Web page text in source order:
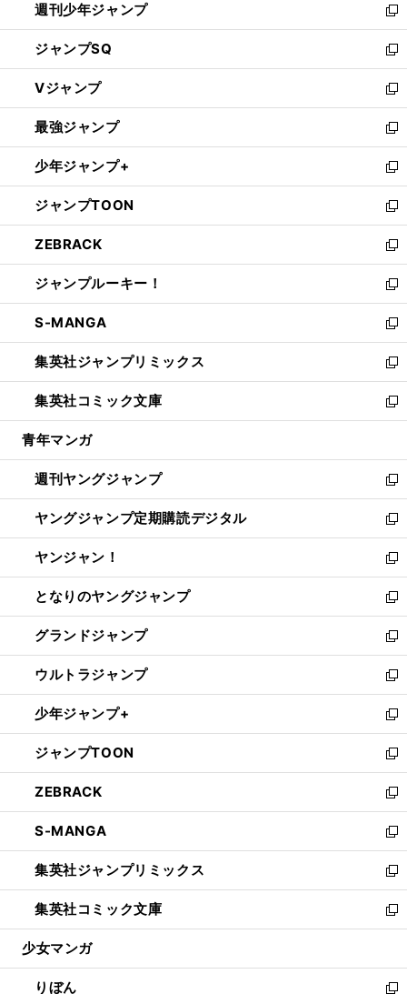
く
週刊少年ジャンプ
新
し
い
ウ
ィ
ン
ド
ウ
で
開
く
ジャンプSQ
新
し
い
ウ
ィ
ン
ド
ウ
で
開
く
Vジャンプ
新
し
い
ウ
ィ
ン
ド
ウ
で
開
く
最強ジャンプ
新
し
い
ウ
ィ
ン
ド
ウ
で
開
く
少年ジャンプ+
新
し
い
ウ
ィ
ン
ド
ウ
で
開
く
ジャンプTOON
新
し
い
ウ
ィ
ン
ド
ウ
で
開
く
ZEBRACK
新
し
い
ウ
ィ
ン
ド
ウ
で
開
ジャンプルーキー！
新
し
い
ウ
ィ
ン
ド
ウ
開
く
S-MANGA
新
し
い
ウ
ィ
ン
ウ
で
開
く
集英社ジャンプリミックス
新
し
い
ウ
ン
ド
ウ
で
開
く
集英社コミック文庫
新
し
ウ
ィ
ン
ド
ウ
で
開
く
青年マンガ
週刊ヤングジャンプ
新
し
い
ウ
ィ
ン
ド
ウ
で
開
く
ヤングジャンプ定期購読デジタル
新
し
い
ウ
ィ
ン
ド
ウ
で
開
く
ヤンジャン！
新
し
い
ウ
ィ
ン
ド
ウ
で
開
く
となりのヤングジャンプ
新
し
い
ウ
ィ
ン
ド
ウ
で
開
く
グランドジャンプ
新
し
い
ウ
ィ
ン
ド
ウ
で
開
く
ウルトラジャンプ
新
し
い
ウ
ィ
ン
ド
ウ
で
開
く
少年ジャンプ+
新
し
い
ウ
ィ
ン
ド
ウ
で
開
く
ジャンプTOON
新
し
い
ウ
ィ
ン
ド
ウ
で
開
ZEBRACK
新
し
い
ウ
ィ
ン
ド
ウ
開
く
S-MANGA
新
し
い
ウ
ィ
ン
ウ
で
集英社ジャンプリミックス
新
し
い
ウ
ン
ド
集英社コミック文庫
新
し
ウ
ィ
少女マンガ
りぼん